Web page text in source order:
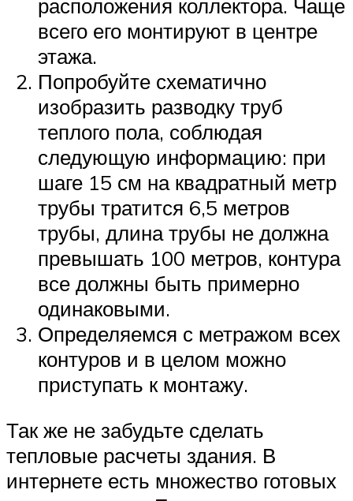
расположения коллектора. Чаще
всего его монтируют в центре
этажа.
Попробуйте схематично
изобразить разводку труб
теплого пола, соблюдая
следующую информацию: при
шаге 15 см на квадратный метр
трубы тратится 6,5 метров
трубы, длина трубы не должна
превышать 100 метров, контура
все должны быть примерно
одинаковыми.
Определяемся с метражом всех
контуров и в целом можно
приступать к монтажу.
Так же не забудьте сделать
тепловые расчеты здания. В
интернете есть множество готовых